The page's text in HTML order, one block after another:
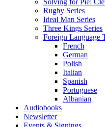
Solving for Pie:
Rugby Series
Ideal Man Series
Three Kings Series
Foreign Language
French
German
Polish
Italian
Spanish
Portuguese
Albanian
Audiobooks
Newsletter
Events & Signings